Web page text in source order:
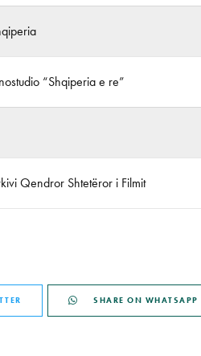
“Shqiperia e re”
Qendror Shtetëror i Filmit
SHARE ON WHATSAPP